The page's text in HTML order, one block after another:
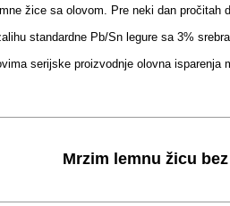
žice sa olovom. Pre neki dan
standardne Pb/Sn legure sa 3%
serijske proizvodnje olovna isparenja
Mrzim lemnu žicu